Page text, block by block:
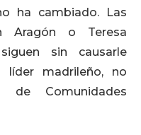
ha cambiado. Las
Aragón o Teresa
sin causarle
líder madrileño, no
Comunidades